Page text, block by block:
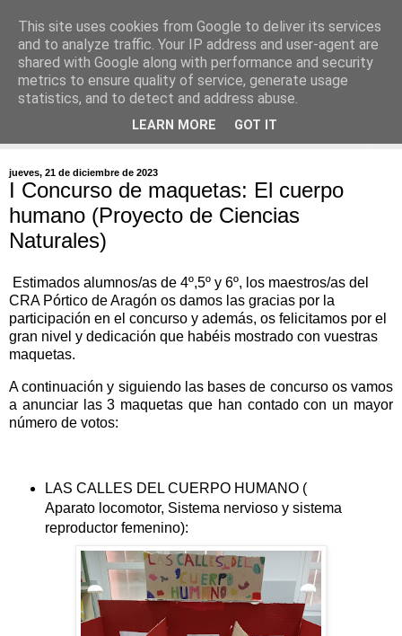
jueves, 21 de diciembre de 2023
I Concurso de maquetas: El cuerpo
humano (Proyecto de Ciencias
Naturales)
Estimados alumnos/as de 4º,5º y 6º, los maestros/as del
CRA Pórtico de Aragón os damos las gracias por la
participación en el concurso y además, os felicitamos por el
gran nivel y dedicación que habéis mostrado con vuestras
maquetas.
A continuación y siguiendo las bases de concurso os vamos
a anunciar las 3 maquetas que han contado con un mayor
número de votos:
LAS CALLES DEL CUERPO HUMANO (
Aparato locomotor, Sistema nervioso y sistema
reproductor femenino):
This site uses cookies from Google to deliver its services
and to analyze traffic. Your IP address and user-agent are
shared with Google along with performance and security
metrics to ensure quality of service, generate usage
statistics, and to detect and address abuse.
LEARN MORE GOT IT